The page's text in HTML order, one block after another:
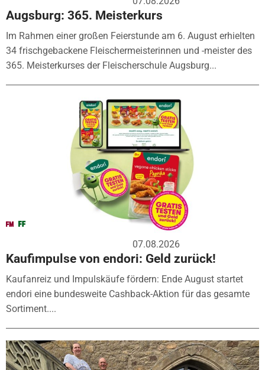
Augsburg: 365. Meisterkurs
Im Rahmen einer großen Feierstunde am 6. August erhielten
34 frischgebackene Fleischermeisterinnen und -meister des
365. Meisterkurses der Fleischerschule Augsburg...
07.08.2026
Kaufimpulse von endori: Geld zurück!
Kaufanreiz und Impulskäufe fördern: Ende August startet
endori eine bundesweite Cashback-Aktion für das gesamte
Sortiment....